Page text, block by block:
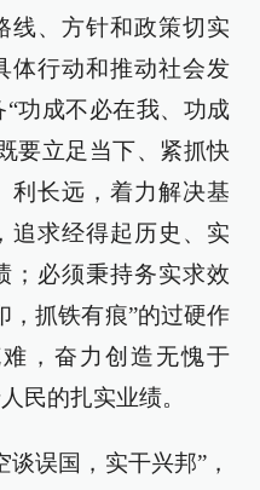
线、方针和政策切实
体行动和推动社会发
功成不必在我、功成
要立足当下、紧抓快
利长远，着力解决基
追求经得起历史、实
；必须秉持务实求效
，抓铁有痕”的过硬作
，奋力创造无愧于
民的扎实业绩。
误国，实干兴邦”，